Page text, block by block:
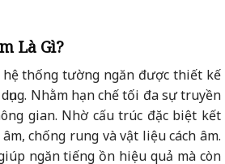
Là Gì?
hệ thống tường ngăn được thiết kế
Nhằm hạn chế tối đa sự truyền
gian. Nhờ cấu trúc đặc biệt kết
chống rung và vật liệu cách âm.
ngăn tiếng ồn hiệu quả mà còn